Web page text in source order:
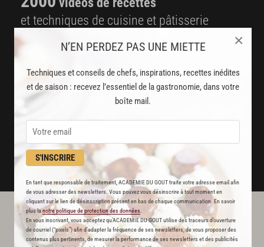
N’EN PERDEZ PAS UNE MIETTE
Techniques et conseils de chefs, inspirations, recettes inédites
et de saison : recevez l’essentiel de la gastronomie, dans votre
boîte mail.
S'INSCRIRE
En tant que responsable de traitement, ACADEMIE DU GOUT traite votre adresse email afin
de vous adresser des newsletters. Vous pouvez vous désinscrire à tout moment en
cliquant sur le lien de désinscription présent en bas de chaque communication. En savoir
plus lanotre politique de protection des données
En vous inscrivant, vous acceptez qu'ACADEMIE DU GOUT utilise des traceurs d’ouverture
de courriel (“pixels”) afin d’adapter la fréquence de ses newsletters, de vous proposer des
contenus plus pertinents, de mesurer la performance de ses newsletters et des publicités
×
et techniques de cuisine et pâtisserie
Des nouveautés
Stop pub
un service garanti sans publicité
JE M'ABONNE
DÉJÀ ABONNÉ(E) ? JE ME CONNECTE
L'ACADÉMIE DU GOÛT VOUS
RECOMMANDE